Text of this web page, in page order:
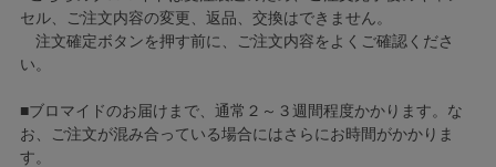
セル、ご注文内容の変更、返品、交換はできません。
注文確定ボタンを押す前に、ご注文内容をよくご確認くださ
い。
■ブロマイドのお届けまで、通常２～３週間程度かかります。な
お、ご注文が混み合っている場合にはさらにお時間がかかりま
す。